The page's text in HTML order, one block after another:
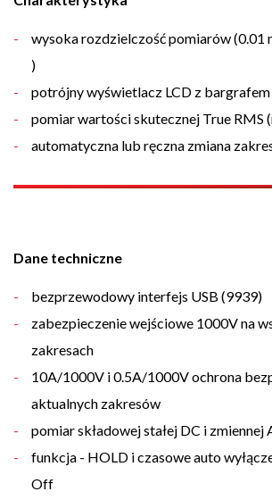
wysoka rozdzielczość pomiarów (0.01
)
potrójny wyświetlacz LCD z
pomiar wartości skutecznej True RMS
automatyczna lub ręczna zmiana
Dane techniczne
bezprzewodowy interfejs USB (9939)
zabezpieczenie wejściowe 1000V na
zakresach
10A/1000V i 0.5A/1000V ochrona
aktualnych zakresów
pomiar składowej stałej DC i zmiennej
funkcja - HOLD i czasowe auto
Off